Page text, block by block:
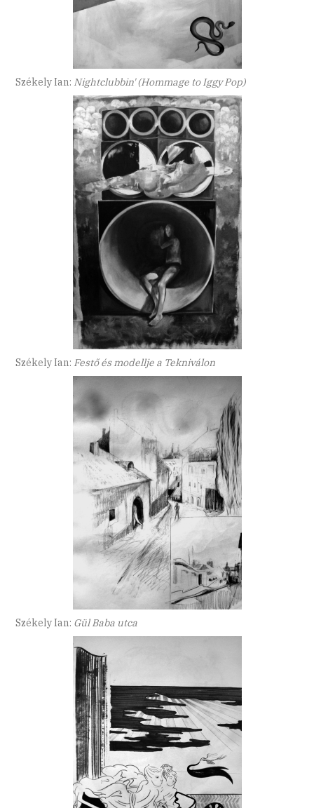
Székely Ian: Nightclubbin' (Hommage to Iggy Pop)
Székely Ian: Festő és modellje a Tekniválon
Székely Ian: Gül Baba utca